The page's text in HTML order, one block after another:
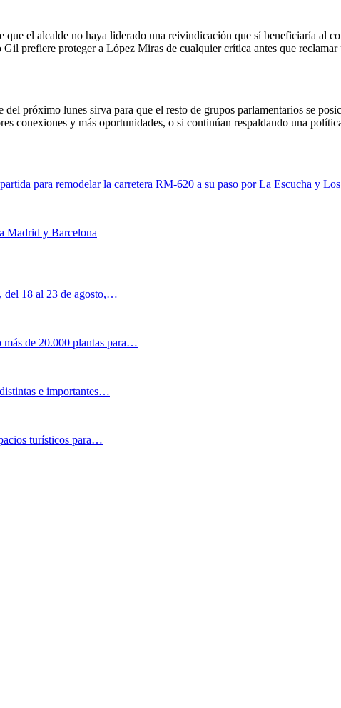
que el alcalde no haya liderado una reivindicación que sí beneficiaría al
prefiere proteger a López Miras de cualquier crítica antes que
próximo lunes sirva para que el resto de grupos parlamentarios se
conexiones y más oportunidades, o si continúan respaldando una
para remodelar la carretera RM-620 a su paso por La Escucha y
Madrid y Barcelona
del 18 al 23 de agosto,…
de 20.000 plantas para…
e importantes…
turísticos para…